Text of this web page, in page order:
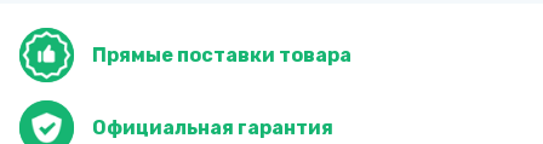
Прямые поставки товара
Официальная гарантия